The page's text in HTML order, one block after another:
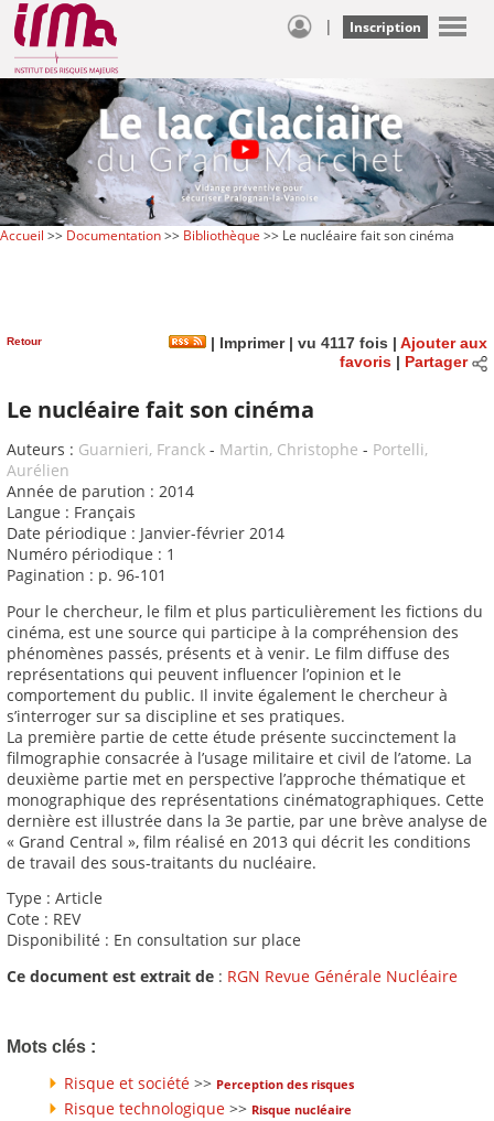
| Inscription
Accueil >> Documentation>> Bibliothèque >> Le nucléaire fait son cinéma
Retour | Imprimer| vu 4117 fois | Ajouter aux
favoris| Partager
Le nucléaire fait son cinéma
Auteurs : Guarnieri, Franck - Martin, Christophe - Portelli,
Aurélien
Année de parution : 2014
Langue : Français
Date périodique : Janvier-février 2014
Numéro périodique : 1
Pagination : p. 96-101
Pour le chercheur, le film et plus particulièrement les fictions du
cinéma, est une source qui participe à la compréhension des
phénomènes passés, présents et à venir. Le film diffuse des
représentations qui peuvent influencer l’opinion et le
comportement du public. Il invite également le chercheur à
s’interroger sur sa discipline et ses pratiques.
La première partie de cette étude présente succinctement la
filmographie consacrée à l’usage militaire et civil de l’atome. La
deuxième partie met en perspective l’approche thématique et
monographique des représentations cinématographiques. Cette
dernière est illustrée dans la 3e partie, par une brève analyse de
« Grand Central », film réalisé en 2013 qui décrit les conditions
de travail des sous-traitants du nucléaire.
Type : Article
Cote : REV
Disponibilité : En consultation sur place
Ce document est extrait de : RGN Revue Générale Nucléaire
Mots clés :
Risque et société >> Perception des risques
Risque technologique >> Risque nucléaire